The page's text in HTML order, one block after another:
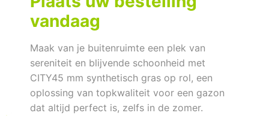
vandaag
Maak van je buitenruimte een plek van
sereniteit en blijvende schoonheid met
CITY45 mm synthetisch gras op rol, een
oplossing van topkwaliteit voor een gazon
dat altijd perfect is, zelfs in de zomer.